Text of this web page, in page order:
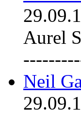
Aurel
Neil